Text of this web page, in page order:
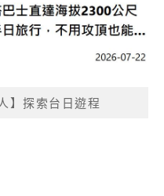
】探索台日遊程